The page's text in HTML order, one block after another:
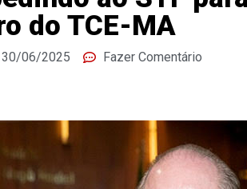
do TCE-MA
30/06/2025 Fazer Comentário